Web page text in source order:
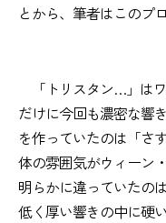
とから、筆者はこのプ
「トリスタン…」は
だけに今回も濃密な響
を作っていたのは「さ
体の雰囲気がウィーン
明らかに違っていたの
低く厚い響きの中に硬